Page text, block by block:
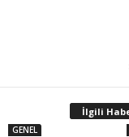
İlgili
GENEL